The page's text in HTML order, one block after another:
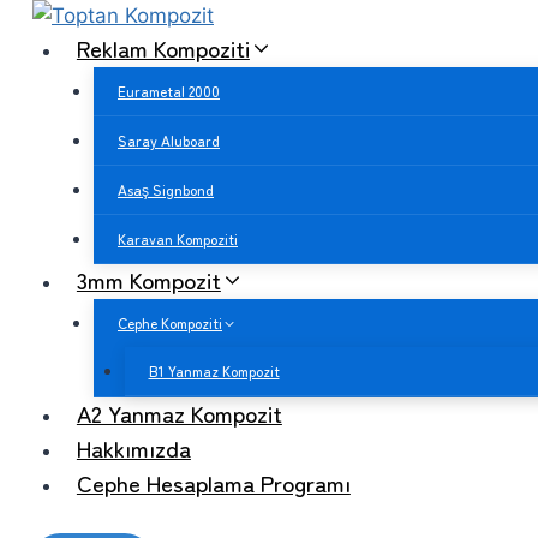
Skip
Reklam Kompoziti
Eurametal 2000
Saray Aluboard
Asaş Signbond
Karavan Kompoziti
3mm Kompozit
Cephe Kompoziti
B1 Yanmaz Kompozit
A2 Yanmaz Kompozit
Hakkımızda
Cephe Hesaplama Programı